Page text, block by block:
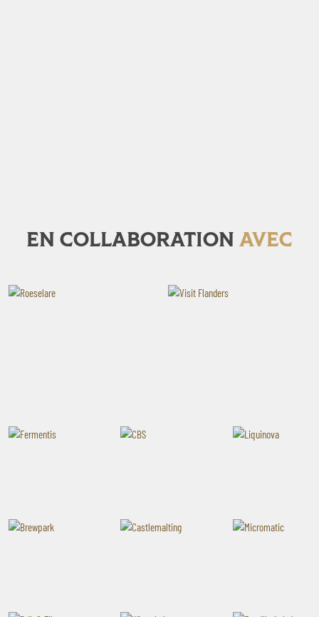
EN COLLABORATION AVEC